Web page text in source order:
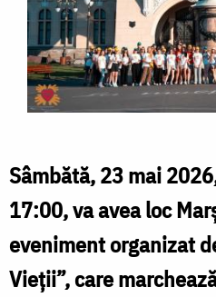
Sâmbătă, 23 mai
17:00, va avea loc
eveniment organizat
Vieții”, care